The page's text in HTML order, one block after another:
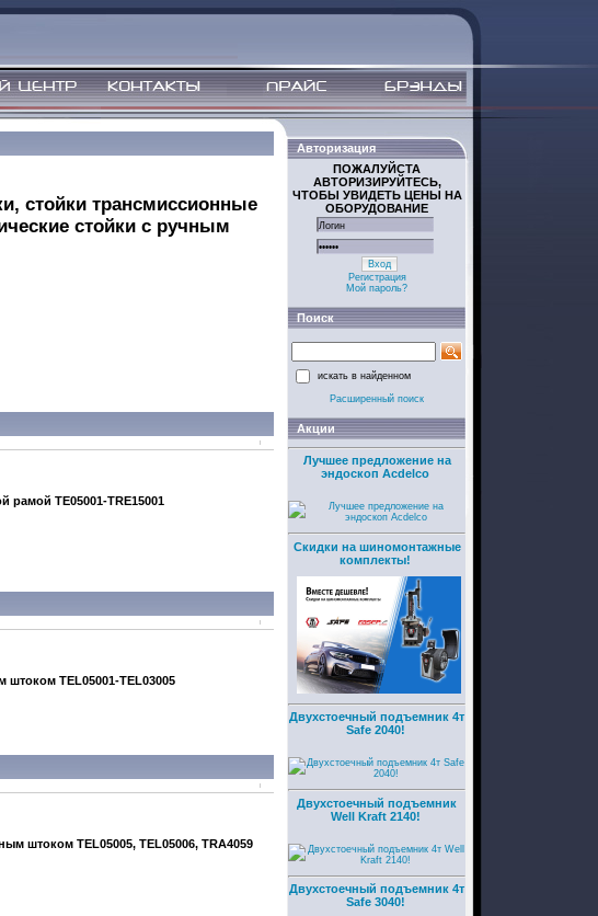
стойки трансмиссионные
стойки с ручным
рамой TE05001-TRE15001
штоком TEL05001-TEL03005
штоком TEL05005, TEL05006, TRA4059
Авторизация
ПОЖАЛУЙСТА
АВТОРИЗИРУЙТЕСЬ,
ЧТОБЫ УВИДЕТЬ ЦЕНЫ НА
ОБОРУДОВАНИЕ
Вход
Регистрация
Мой пароль?
Поиск
искать в найденном
Расширенный поиск
Акции
Лучшее предложение на
эндоскоп Acdelco
Скидки на шиномонтажные
комплекты!
Двухстоечный подъемник 4т
Safe 2040!
Двухстоечный подъемник
Well Kraft 2140!
Двухстоечный подъемник 4т
Safe 3040!